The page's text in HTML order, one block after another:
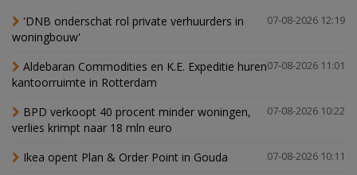
07-08-2026 12:19
'DNB onderschat rol private verhuurders in
woningbouw'
07-08-2026 11:01
Aldebaran Commodities en K.E. Expeditie huren
kantoorruimte in Rotterdam
07-08-2026 10:22
BPD verkoopt 40 procent minder woningen,
verlies krimpt naar 18 mln euro
07-08-2026 10:11
Ikea opent Plan & Order Point in Gouda